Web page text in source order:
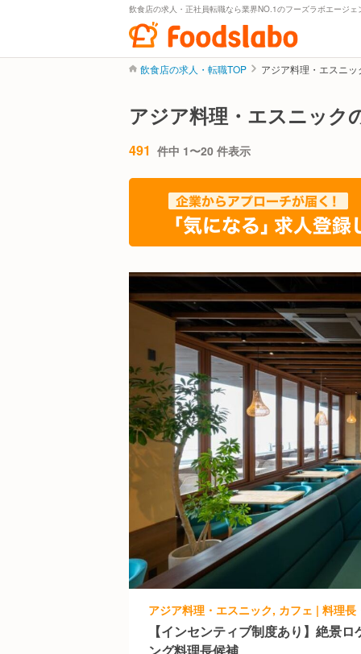
飲食店の求人・正社員転職なら業界NO.1のフーズラボエージェ
飲食店の求人・転職TOP アジア料理・エスニ
アジア料理・エスニック
491 件中 1〜20 件表示
アジア料理・エスニック, カフェ | 料理
【インセンティブ制度あり】絶景